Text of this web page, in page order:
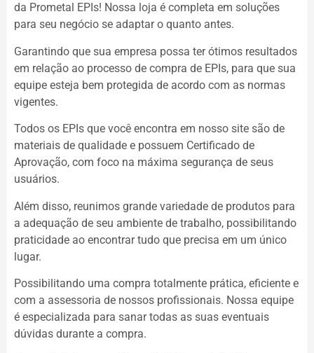
da Prometal EPIs! Nossa loja é completa em soluções
para seu negócio se adaptar o quanto antes.
Garantindo que sua empresa possa ter ótimos resultados
em relação ao processo de compra de EPIs, para que sua
equipe esteja bem protegida de acordo com as normas
vigentes.
Todos os EPIs que você encontra em nosso site são de
materiais de qualidade e possuem Certificado de
Aprovação, com foco na máxima segurança de seus
usuários.
Além disso, reunimos grande variedade de produtos para
a adequação de seu ambiente de trabalho, possibilitando
praticidade ao encontrar tudo que precisa em um único
lugar.
Possibilitando uma compra totalmente prática, eficiente e
com a assessoria de nossos profissionais. Nossa equipe
é especializada para sanar todas as suas eventuais
dúvidas durante a compra.